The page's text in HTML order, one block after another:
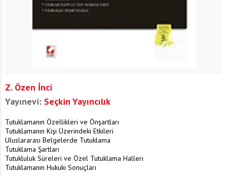
Z. Özen İnci
Yayınevi: Seçkin Yayıncılık
Tutuklamanın Özellikleri ve Önşartları
Tutuklamanın Kişi Üzerindeki Etkileri
Uluslararası Belgelerde Tutuklama
Tutuklama Şartları
Tutukluluk Süreleri ve Özel Tutuklama Halleri
Tutuklamanın Hukuki Sonuçları